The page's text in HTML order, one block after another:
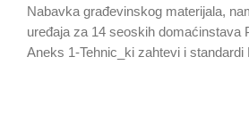
Nabavka građevinskog materijala,
uređaja za 14 seoskih domaćinstava
Aneks 1-Tehnic_ki zahtevi i standardi